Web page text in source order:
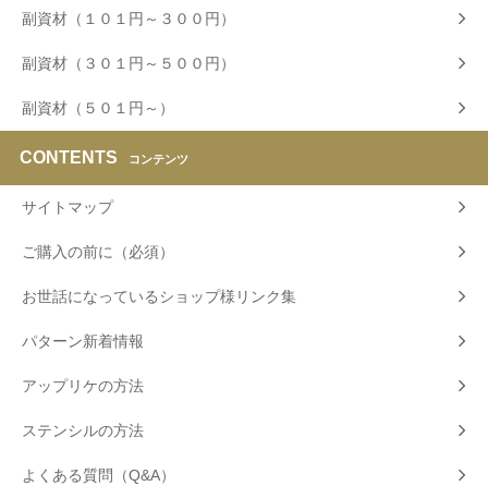
副資材（１０１円～３００円）
副資材（３０１円～５００円）
副資材（５０１円～）
CONTENTS コンテンツ
サイトマップ
ご購入の前に（必須）
お世話になっているショップ様リンク集
パターン新着情報
アップリケの方法
ステンシルの方法
よくある質問（Q&A）